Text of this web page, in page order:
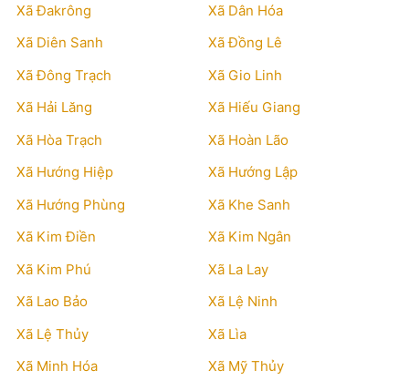
Xã Đakrông
Xã Dân Hóa
Xã Diên Sanh
Xã Đồng Lê
Xã Đông Trạch
Xã Gio Linh
Xã Hải Lăng
Xã Hiếu Giang
Xã Hòa Trạch
Xã Hoàn Lão
Xã Hướng Hiệp
Xã Hướng Lập
Xã Hướng Phùng
Xã Khe Sanh
Xã Kim Điền
Xã Kim Ngân
Xã Kim Phú
Xã La Lay
Xã Lao Bảo
Xã Lệ Ninh
Xã Lệ Thủy
Xã Lìa
Xã Minh Hóa
Xã Mỹ Thủy